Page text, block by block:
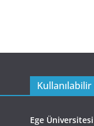
Ege Üniversitesi